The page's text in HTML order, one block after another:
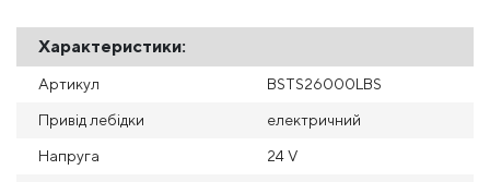
Характеристики:
Артикул BSTS26000LBS
Привід лебідки електричний
Напруга 24 V